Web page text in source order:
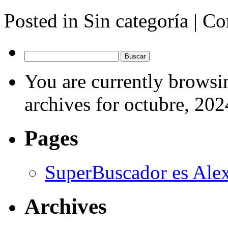
Posted in Sin categoría |
You are currently
archives for octubre,
Pages
SuperBuscador es
Archives